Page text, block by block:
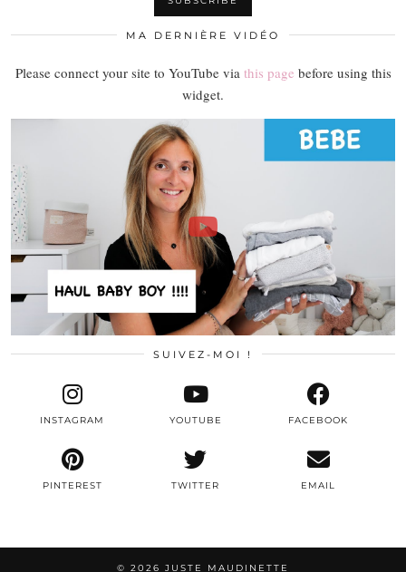
MA DERNIÈRE VIDÉO
Please connect your site to YouTube via this page before using this
widget.
SUIVEZ-MOI !
TWITTER
INSTAGRAM FACEBOOK
PINTEREST
YOUTUBE
EMAIL
© 2026 JUSTE MAUDINETTE